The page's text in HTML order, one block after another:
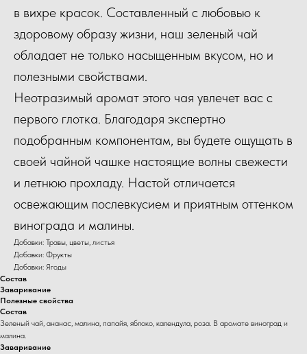
в вихре красок. Составленный с любовью к
здоровому образу жизни, наш зеленый чай
обладает не только насыщенным вкусом, но и
полезными свойствами.
Неотразимый аромат этого чая увлечет вас с
первого глотка. Благодаря экспертно
подобранным компонентам, вы будете ощущать в
своей чайной чашке настоящие волны свежести
и летнюю прохладу. Настой отличается
освежающим послевкусием и приятным оттенком
винограда и малины.
Добавки: Травы, цветы, листья
Добавки: Фрукты
Добавки: Ягоды
Состав
Заваривание
Полезные свойства
Состав
Зеленый чай, ананас, малина, папайя, яблоко, календула, роза. В аромате виноград и
малина.
Заваривание